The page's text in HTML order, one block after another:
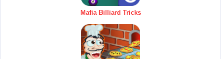
Mafia Billiard Tricks